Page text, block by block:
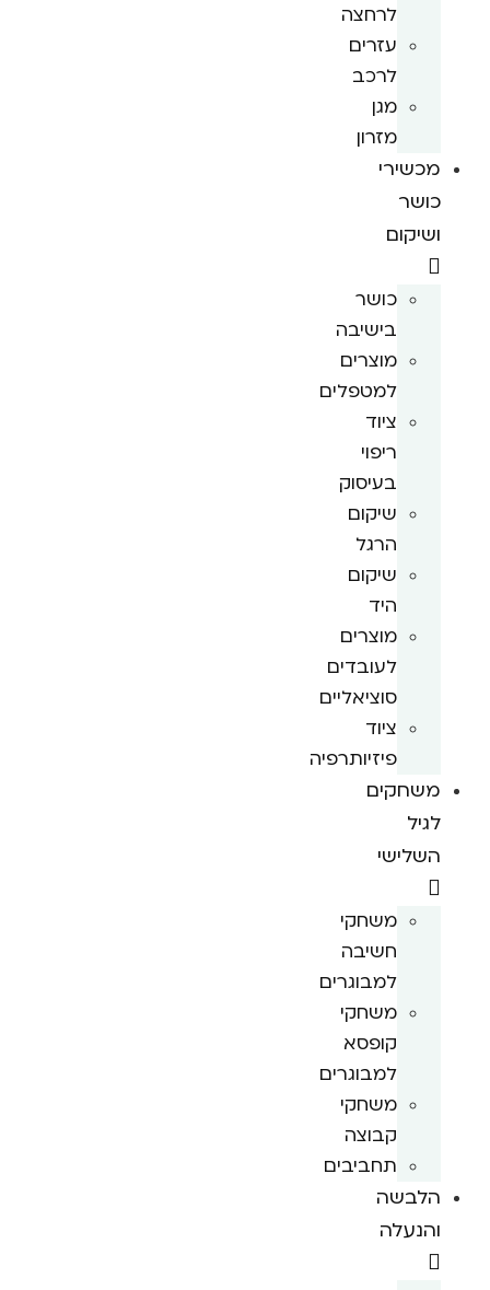
לרחצה
עזרים
לרכב
מגן
מזרון
מכשירי
כושר
ושיקום
כושר
בישיבה
מוצרים
למטפלים
ציוד
ריפוי
בעיסוק
שיקום
הרגל
שיקום
היד
מוצרים
לעובדים
סוציאליים
ציוד
פיזיותרפיה
משחקים
לגיל
השלישי
משחקי
חשיבה
למבוגרים
משחקי
קופסא
למבוגרים
משחקי
קבוצה
תחביבים
הלבשה
והנעלה